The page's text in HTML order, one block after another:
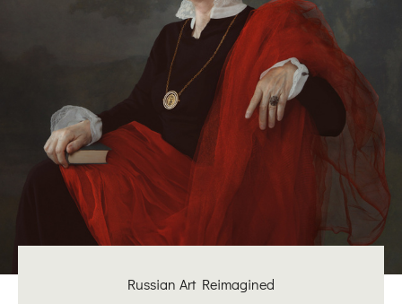
Russian Art Reimagined